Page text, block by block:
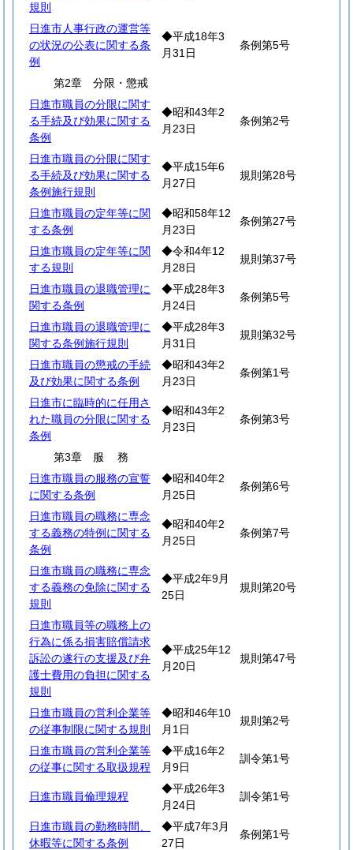
規則
日進市人事行政の運営等
の状況の公表に関する条
例
◆平成18年3
月31日
条例第5号
第2章 分限・懲戒
日進市職員の分限に関す
る手続及び効果に関する
条例
◆昭和43年2
月23日
条例第2号
日進市職員の分限に関す
る手続及び効果に関する
条例施行規則
◆平成15年6
月27日
規則第28号
日進市職員の定年等に関
する条例
◆昭和58年12
月23日
条例第27号
日進市職員の定年等に関
する規則
◆令和4年12
月28日
規則第37号
日進市職員の退職管理に
関する条例
◆平成28年3
月24日
条例第5号
日進市職員の退職管理に
関する条例施行規則
◆平成28年3
月31日
規則第32号
日進市職員の懲戒の手続
及び効果に関する条例
◆昭和43年2
月23日
条例第1号
日進市に臨時的に任用さ
れた職員の分限に関する
条例
◆昭和43年2
月23日
条例第3号
第3章 服務
日進市職員の服務の宣誓
に関する条例
◆昭和40年2
月25日
条例第6号
日進市職員の職務に専念
する義務の特例に関する
条例
◆昭和40年2
月25日
条例第7号
日進市職員の職務に専念
する義務の免除に関する
規則
◆平成2年9月
25日
規則第20号
日進市職員等の職務上の
行為に係る損害賠償請求
訴訟の遂行の支援及び弁
護士費用の負担に関する
規則
◆平成25年12
月20日
規則第47号
日進市職員の営利企業等
の従事制限に関する規則
◆昭和46年10
月1日
規則第2号
日進市職員の営利企業等
の従事に関する取扱規程
◆平成16年2
月9日
訓令第1号
日進市職員倫理規程
◆平成26年3
月24日
訓令第1号
日進市職員の勤務時間、
休暇等に関する条例
◆平成7年3月
27日
条例第1号